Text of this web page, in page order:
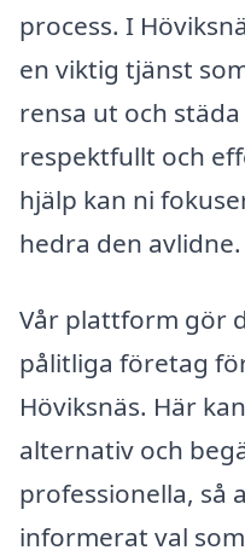
process. I
en viktig tjänst
rensa ut och
respektfullt och
hjälp kan ni
hedra den avlidne.
Vår plattform gör
pålitliga företag
Höviksnäs. Här
alternativ och
professionella, så
informerat val